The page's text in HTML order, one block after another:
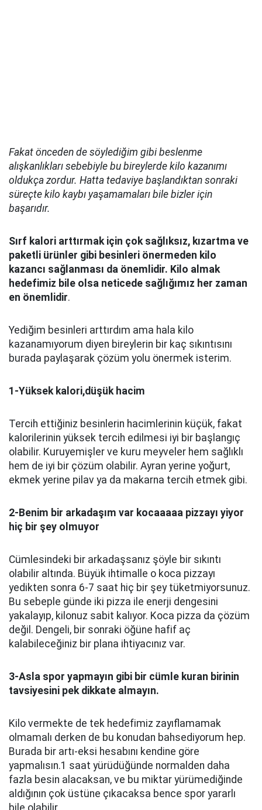
Fakat önceden de söylediğim gibi beslenme
alışkanlıkları sebebiyle bu bireylerde kilo kazanımı
oldukça zordur. Hatta tedaviye başlandıktan sonraki
süreçte kilo kaybı yaşamamaları bile bizler için
başarıdır.
Sırf kalori arttırmak için çok sağ ı ksız, kızartma ve
paketli ürünler gibi besinleri önermeden kilo
kazancı sağ lanması da önemlidir. Kilo almak
hedefimiz bile olsa neticede sağ ığımız her zaman
en önemlidir.
Yediğim besinleri arttırdım ama hala kilo
kazanamıyorum diyen bireylerin bir kaç sıkıntısını
burada paylaşarak çözüm yolu önermek isterim.
1-Yüksek kalori,düşü k hacim
Tercih ettiğiniz besinlerin hacimlerinin küçük, fakat
kalorilerinin yüksek tercih edilmesi iyi bir başlangıç
olabilir. Kuruyemişler ve kuru meyveler hem sağlıklı
hem de iyi bir çözüm olabilir. Ayran yerine yoğurt,
ekmek yerine pilav ya da makarna tercih etmek gibi.
2-Benim bir arkadaşım var kocaaaaa pizzayı yiyor
hiç bir şey olmuyor
Cümlesindeki bir arkadaşsanız şöyle bir sıkıntı
olabilir altında. Büyük ihtimalle o koca pizzayı
yedikten sonra 6-7 saat hiç bir şey tüketmiyorsunuz.
Bu sebeple günde iki pizza ile enerji dengesini
yakalayıp, kilonuz sabit kalıyor. Koca pizza da çözüm
değil. Dengeli, bir sonraki öğüne hafif aç
kalabileceğiniz bir plana ihtiyacınız var.
3-Asla spor yapmayın gibi bir cümle kuran birinin
tavsiyesini pek dikkate almayın.
Kilo vermekte de tek hedefimiz zayıflamamak
olmamalı derken de bu konudan bahsediyorum hep.
Burada bir artı-eksi hesabını kendine göre
yapmalısın.1 saat yürüdüğünde normalden daha
fazla besin alacaksan, ve bu miktar yürümediğinde
aldığının çok üstüne çıkacaksa bence spor yararlı